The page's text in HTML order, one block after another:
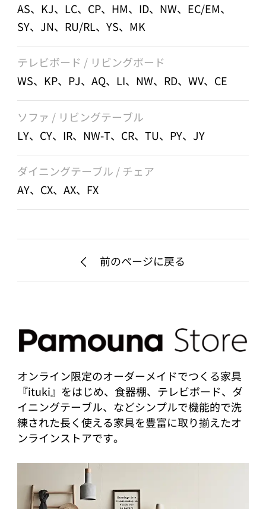
AS、KJ、LC、CP、HM、ID、NW、EC/EM、
SY、JN、RU/RL、YS、MK
テレビボード / リビングボード
WS、KP、PJ、AQ、LI、NW、RD、WV、CE
ソファ / リビングテーブル
LY、CY、IR、NW-T、CR、TU、PY、JY
ダイニングテーブル / チェア
AY、CX、AX、FX
前のページに戻る
オンライン限定のオーダーメイドでつくる家具
『ituki』をはじめ、食器棚、テレビボード、ダ
イニングテーブル、などシンプルで機能的で洗
練された長く使える家具を豊富に取り揃えたオ
ンラインストアです。